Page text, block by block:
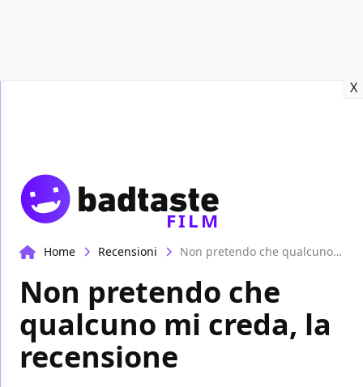
X
FILM
Home Recensioni Non pretendo che qualcuno mi creda, la recensione
Non pretendo che
qualcuno mi creda, la
recensione